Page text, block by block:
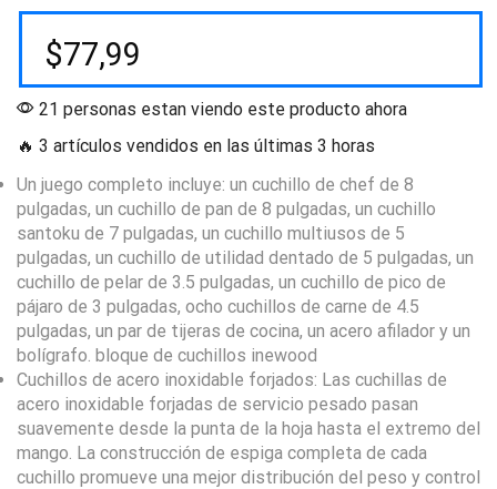
$77,99
21 personas estan viendo este producto ahora
🔥 3 artículos vendidos en las últimas 3 horas
Un juego completo incluye: un cuchillo de chef de 8
pulgadas, un cuchillo de pan de 8 pulgadas, un cuchillo
santoku de 7 pulgadas, un cuchillo multiusos de 5
pulgadas, un cuchillo de utilidad dentado de 5 pulgadas, un
cuchillo de pelar de 3.5 pulgadas, un cuchillo de pico de
pájaro de 3 pulgadas, ocho cuchillos de carne de 4.5
pulgadas, un par de tijeras de cocina, un acero afilador y un
bolígrafo. bloque de cuchillos inewood
Cuchillos de acero inoxidable forjados: Las cuchillas de
acero inoxidable forjadas de servicio pesado pasan
suavemente desde la punta de la hoja hasta el extremo del
mango. La construcción de espiga completa de cada
cuchillo promueve una mejor distribución del peso y control